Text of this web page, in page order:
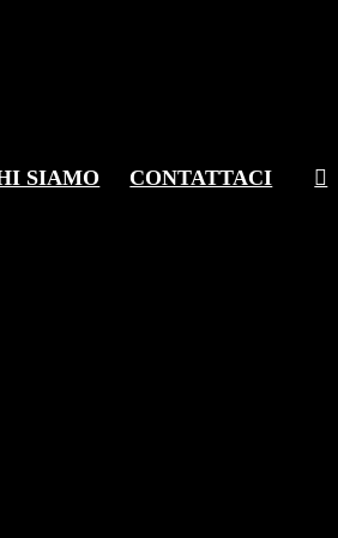
SIAMO CONTATTACI